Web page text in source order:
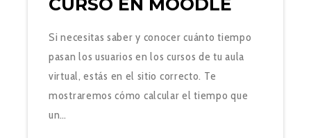
CURSO EN MOODLE
Si necesitas saber y conocer cuánto tiempo
pasan los usuarios en los cursos de tu aula
virtual, estás en el sitio correcto. Te
mostraremos cómo calcular el tiempo que
un…